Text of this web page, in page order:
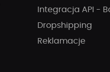
Integracja API -
Dropshipping
Reklamacje